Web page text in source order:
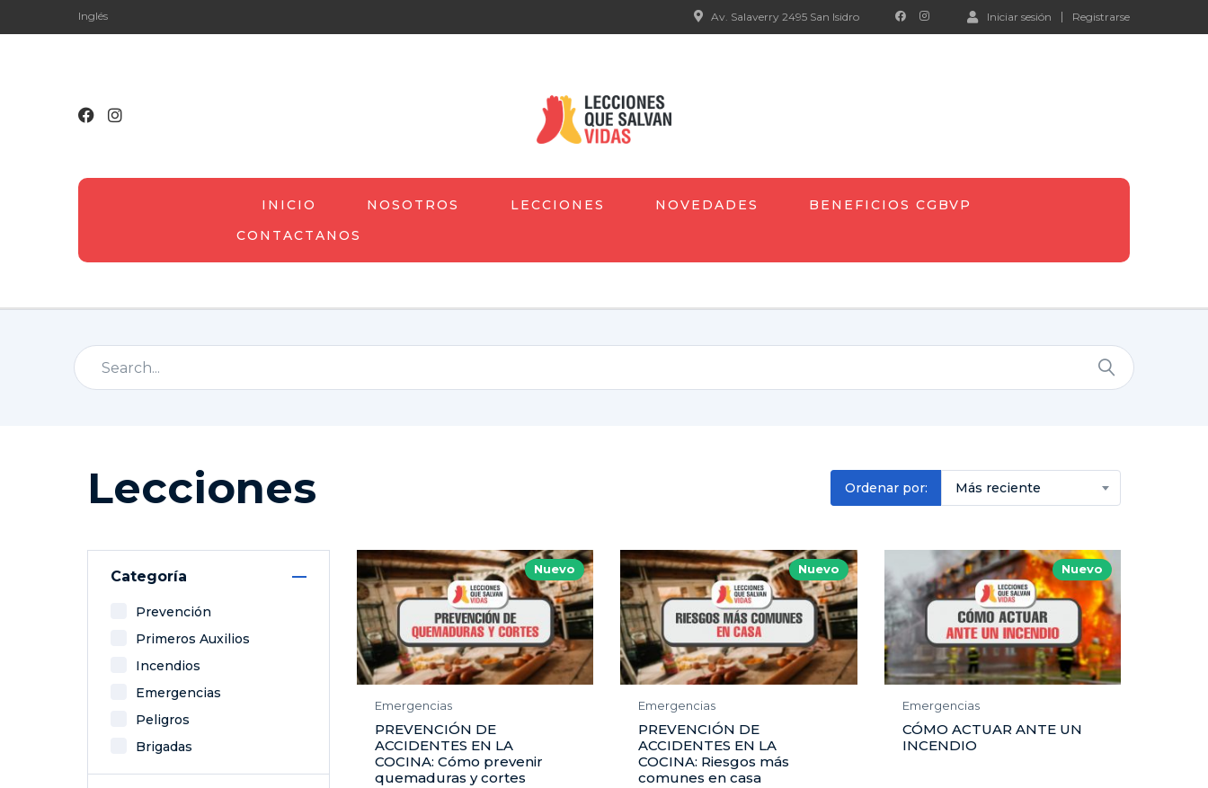
Inglés Iniciar sesión Registrarse
Av. Salaverry 2495 San Isidro
INICIO NOSOTROS LECCIONES NOVEDADES
BENEFICIOS CGBVP
CONTACTANOS
Lecciones Ordenar por: Más reciente
Categoría
Prevención
Primeros Auxilios
Incendios
Emergencias
Peligros
Brigadas
Nuevo
Emergencias
PREVENCIÓN DE
ACCIDENTES EN LA
COCINA: Cómo prevenir
quemaduras y cortes
Nuevo
Emergencias
PREVENCIÓN DE
ACCIDENTES EN LA
COCINA: Riesgos más
comunes en casa
Nuevo
Emergencias
CÓMO ACTUAR ANTE UN
INCENDIO